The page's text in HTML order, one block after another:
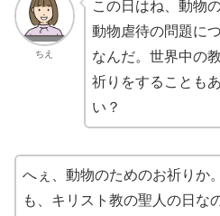
ちえ
この日はね、動物
動物虐待の問題に
なんだ。世界中の
祈りをすることも
い？
へぇ、動物のためのお祈りか
も、キリスト教の聖人の日な